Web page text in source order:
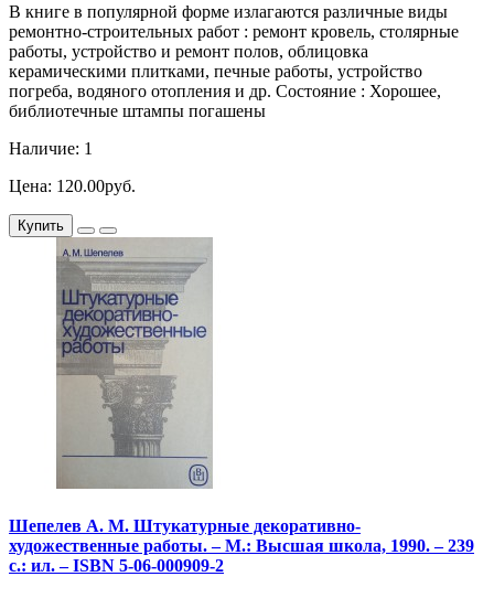
В книге в популярной форме излагаются различные виды
ремонтно-строительных работ : ремонт кровель, столярные
работы, устройство и ремонт полов, облицовка
керамическими плитками, печные работы, устройство
погреба, водяного отопления и др. Состояние : Хорошее,
библиотечные штампы погашены
Наличие: 1
Цена: 120.00руб.
Купить
Шепелев А. М. Штукатурные декоративно-
художественные работы. – М.: Высшая школа, 1990. – 239
с.: ил. – ISBN 5-06-000909-2